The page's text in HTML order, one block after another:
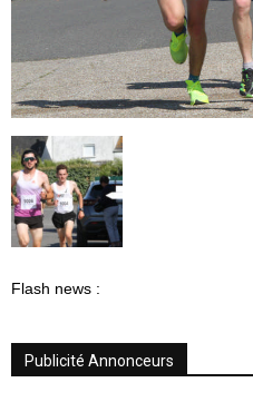
Flash news :
Publicité Annonceurs